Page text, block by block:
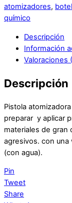
atomizadores,
químico
Descripción
Información
Valoraciones
Descripción
Pistola
preparar y aplicar
materiales de gran
agresivos. con una
(con agua).
Pin
Tweet
Share